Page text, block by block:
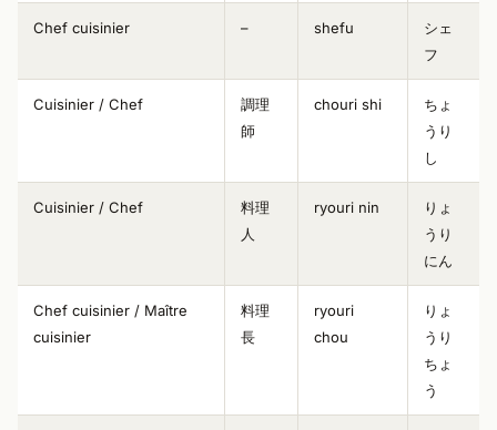
Chef cuisinier – shefu
シェ
フ
Cuisinier / Chef
調理
師
chouri shi
ちょ
うり
し
Cuisinier / Chef
料理
人
ryouri nin
りょ
うり
にん
Chef cuisinier / Maître
cuisinier
料理
長
ryouri
chou
りょ
うり
ちょ
う